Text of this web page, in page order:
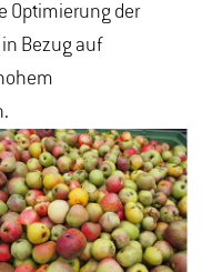
Optimierung der
Bezug auf